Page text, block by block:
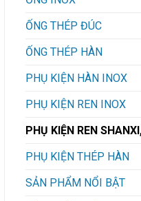
ỐNG THÉP ĐÚC
ỐNG THÉP HÀN
PHỤ KIỆN HÀN INOX
PHỤ KIỆN REN INOX
PHỤ KIỆN REN
PHỤ KIỆN THÉP HÀN
SẢN PHẨM NỔI BẬT